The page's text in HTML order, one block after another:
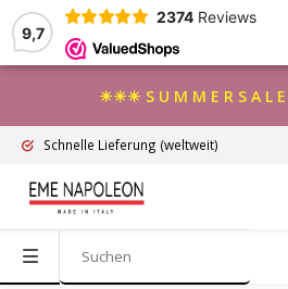
9,7
2374 Reviews
☀☀☀ S U M M E R S A L
Schnelle Lieferung (weltweit)